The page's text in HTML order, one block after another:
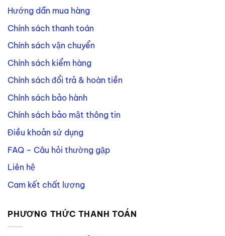
Hướng dẫn mua hàng
Chính sách thanh toán
Chính sách vận chuyển
Chính sách kiểm hàng
Chính sách đổi trả & hoàn tiền
Chính sách bảo hành
Chính sách bảo mật thông tin
Điều khoản sử dụng
FAQ – Câu hỏi thường gặp
Liên hệ
Cam kết chất lượng
PHƯƠNG THỨC THANH TOÁN